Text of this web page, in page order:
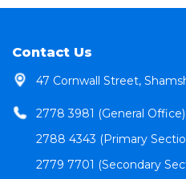
Contact Us
47 Cornwall Street,
2778 3981 (General Office)
2788 4343 (Primary
2779 7701 (Secondary